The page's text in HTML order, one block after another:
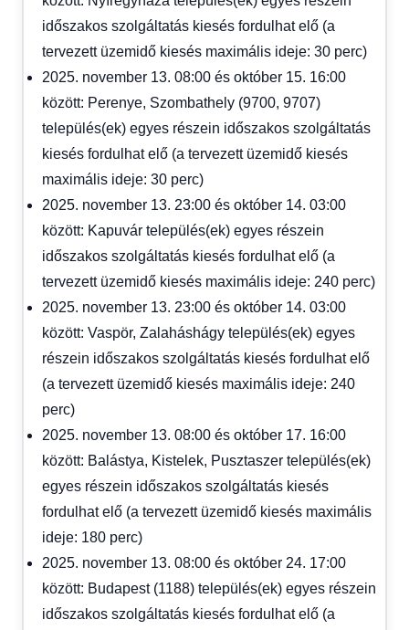
időszakos szolgáltatás kiesés fordulhat elő (a
tervezett üzemidő kiesés maximális ideje: 30 perc)
2025. november 13. 08:00 és október 15. 16:00
között: Perenye, Szombathely (9700, 9707)
település(ek) egyes részein időszakos szolgáltatás
kiesés fordulhat elő (a tervezett üzemidő kiesés
maximális ideje: 30 perc)
2025. november 13. 23:00 és október 14. 03:00
között: Kapuvár település(ek) egyes részein
időszakos szolgáltatás kiesés fordulhat elő (a
tervezett üzemidő kiesés maximális ideje: 240 perc)
2025. november 13. 23:00 és október 14. 03:00
között: Vaspör, Zalaháshágy település(ek) egyes
részein időszakos szolgáltatás kiesés fordulhat elő
(a tervezett üzemidő kiesés maximális ideje: 240
perc)
2025. november 13. 08:00 és október 17. 16:00
között: Balástya, Kistelek, Pusztaszer település(ek)
egyes részein időszakos szolgáltatás kiesés
fordulhat elő (a tervezett üzemidő kiesés maximális
ideje: 180 perc)
2025. november 13. 08:00 és október 24. 17:00
között: Budapest (1188) település(ek) egyes részein
időszakos szolgáltatás kiesés fordulhat elő (a